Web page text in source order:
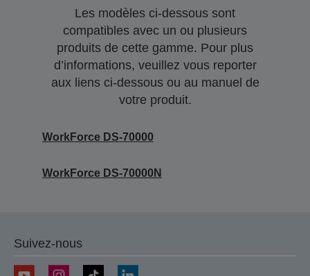
Les modèles ci-dessous sont
compatibles avec un ou plusieurs
produits de cette gamme. Pour plus
d’informations, veuillez vous reporter
aux liens ci-dessous ou au manuel de
votre produit.
WorkForce DS-70000
WorkForce DS-70000N
Suivez-nous